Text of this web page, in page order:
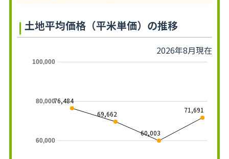
土地平均価格（平米単価）の推移
2026年8月現在
60,000
80,000
100,000
76,484
69,662
60,003
71,691